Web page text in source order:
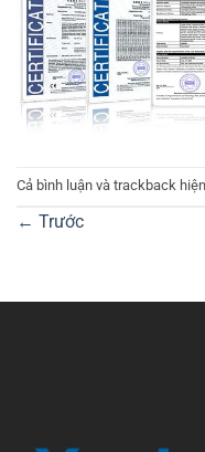
Cả bình luận và trackback
← Trước